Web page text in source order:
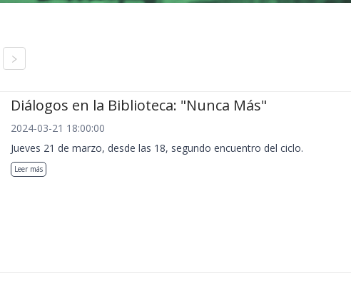
Diálogos en la Biblioteca: "Nunca Más"
2024-03-21 18:00:00
Jueves 21 de marzo, desde las 18, segundo encuentro del ciclo.
Leer más